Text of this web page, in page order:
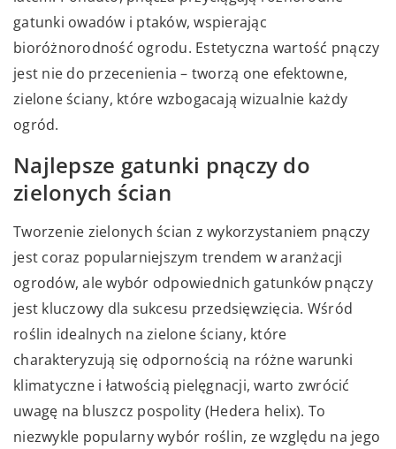
gatunki owadów i ptaków, wspierając
bioróżnorodność ogrodu. Estetyczna wartość pnączy
jest nie do przecenienia – tworzą one efektowne,
zielone ściany, które wzbogacają wizualnie każdy
ogród.
Najlepsze gatunki pnączy do
zielonych ścian
Tworzenie zielonych ścian z wykorzystaniem pnączy
jest coraz popularniejszym trendem w aranżacji
ogrodów, ale wybór odpowiednich gatunków pnączy
jest kluczowy dla sukcesu przedsięwzięcia. Wśród
roślin idealnych na zielone ściany, które
charakteryzują się odpornością na różne warunki
klimatyczne i łatwością pielęgnacji, warto zwrócić
uwagę na bluszcz pospolity (Hedera helix). To
niezwykle popularny wybór roślin, ze względu na jego